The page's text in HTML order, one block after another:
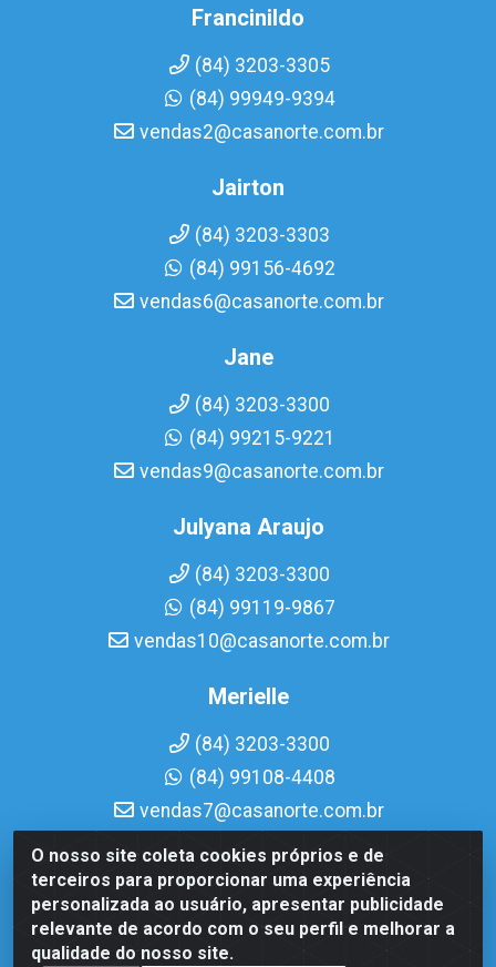
O nosso site coleta cookies próprios e de
terceiros para proporcionar uma experiência
personalizada ao usuário, apresentar publicidade
relevante de acordo com o seu perfil e melhorar a
qualidade do nosso site.
Francinildo
(84) 3203-3305
(84) 99949-9394
vendas2@casanorte.com.br
Jairton
(84) 3203-3303
(84) 99156-4692
vendas6@casanorte.com.br
Jane
(84) 3203-3300
(84) 99215-9221
vendas9@casanorte.com.br
Julyana Araujo
(84) 3203-3300
(84) 99119-9867
vendas10@casanorte.com.br
Merielle
(84) 3203-3300
(84) 99108-4408
vendas7@casanorte.com.br
Casa Norte LTDA - Av. Interventor Mário Câmara, 1815 -
Dix-Sept Rosado, Natal/RN - CEP 59054-600 - CNPJ
08.713.513/0001-51